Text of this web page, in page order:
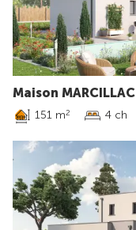
Maison MARCILLAC
151 m2 4 ch